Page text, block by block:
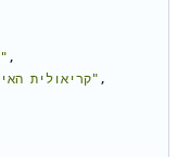
"גוג׳ראטית" ,
"קריאולית האיטית" ,